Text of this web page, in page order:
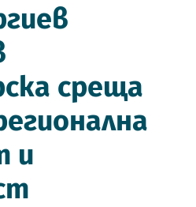
среща
и